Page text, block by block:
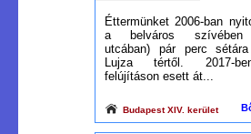
Éttermünket 2006-ban
a belváros szívében
utcában) pár perc
Lujza tértől. 2017-
felújításon esett át...
Budapest XIV. kerület